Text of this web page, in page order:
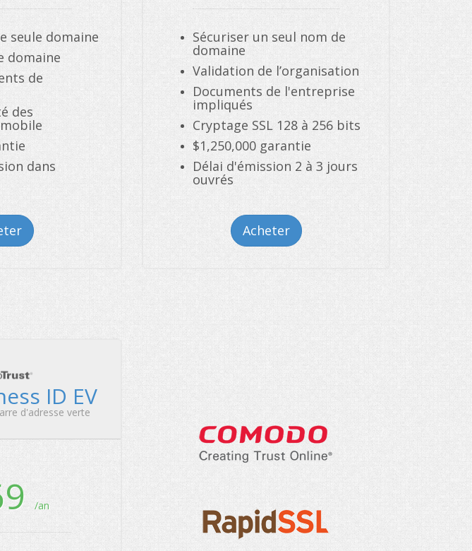
seule domaine
domaine
de
des
dans
Sécuriser un seul nom de
domaine
Validation de l’organisation
Documents de l'entreprise
impliqués
Cryptage SSL 128 à 256 bits
$1,250,000 garantie
Délai d'émission 2 à 3 jours
ouvrés
Acheter
ID EV
d'adresse verte
/an